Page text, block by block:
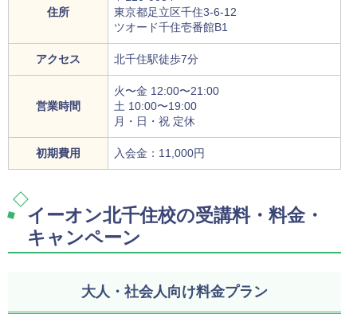
住所
東京都足立区千住3-6-12
ツオード千住壱番館B1
アクセス 北千住駅徒歩7分
営業時間
火〜金 12:00〜21:00
土 10:00〜19:00
月・日・祝 定休
初期費用 入会金：11,000円
イーオン北千住校の受講料・料金・
キャンペーン
大人・社会人向け料金プラン